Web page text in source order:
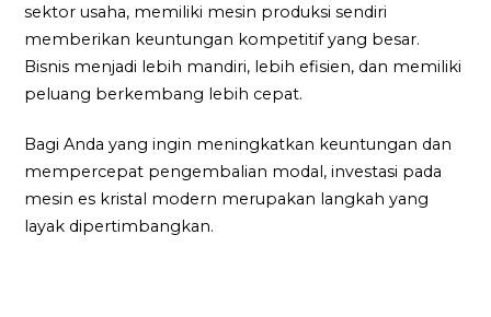
sektor usaha, memiliki mesin produksi sendiri
memberikan keuntungan kompetitif yang besar.
Bisnis menjadi lebih mandiri, lebih efisien, dan memiliki
peluang berkembang lebih cepat.
Bagi Anda yang ingin meningkatkan keuntungan dan
mempercepat pengembalian modal, investasi pada
mesin es kristal modern merupakan langkah yang
layak dipertimbangkan.